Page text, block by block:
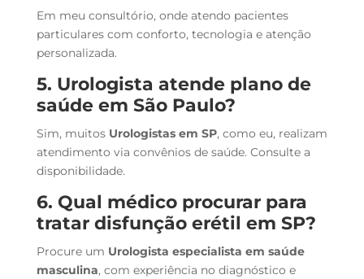
Em meu consultório, onde atendo pacientes
particulares com conforto, tecnologia e atenção
personalizada.
5. Urologista atende plano de
saúde em São Paulo?
Sim, muitos Urologistas em SP, como eu, realizam
atendimento via convênios de saúde. Consulte a
disponibilidade.
6. Qual médico procurar para
tratar disfunção erétil em SP?
Procure um Urologista especialista em saúde
masculina, com experiência no diagnóstico e